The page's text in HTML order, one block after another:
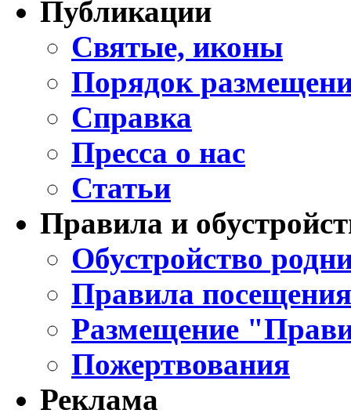
Публикации
Святые, иконы
Порядок
Справка
Пресса о нас
Статьи
Правила и
Обустройство
Правила
Размещение
Пожертвования
Реклама